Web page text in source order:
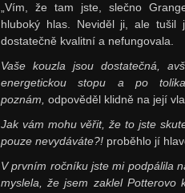
„Vím, že tam jste, slečno
hluboký hlas. Neviděl ji, ale tušil
dostatečně kvalitní a nefungovala.
Vaše kouzla jsou dostatečná,
energetickou stopu a po
poznám, odpověděl klidně na její
Jak vám mohu věřit, že to jste
pouze nevydáváte?! proběhlo jí
V prvním ročníku jste mi podpálila
myslela, že jsem zaklel Potterovo